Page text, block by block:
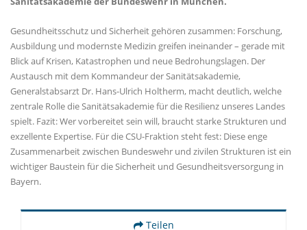
Gesundheitsschutz und Sicherheit gehören zusammen: Forschung,
Ausbildung und modernste Medizin greifen ineinander – gerade mit
Blick auf Krisen, Katastrophen und neue Bedrohungslagen. Der
Austausch mit dem Kommandeur der Sanitätsakademie,
Generalstabsarzt Dr. Hans-Ulrich Holtherm, macht deutlich, welche
zentrale Rolle die Sanitätsakademie für die Resilienz unseres Landes
spielt. Fazit: Wer vorbereitet sein will, braucht starke Strukturen und
exzellente Expertise. Für die CSU-Fraktion steht fest: Diese enge
Zusammenarbeit zwischen Bundeswehr und zivilen Strukturen ist ein
wichtiger Baustein für die Sicherheit und Gesundheitsversorgung in
Bayern.
Teilen